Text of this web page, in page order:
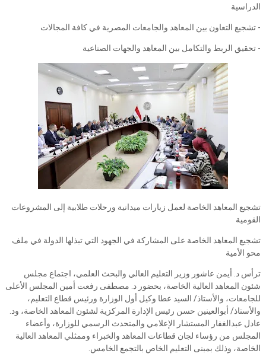
الدراسية
- تشجيع التعاون بين المعاهد والجامعات المصرية في كافة المجالات
- تحقيق الربط والتكامل بين المعاهد والجهات الصناعية
تشجيع المعاهد الخاصة لعمل زيارات ميدانية ورحلات طلابية إلى المشروعات
القومية
تشجيع المعاهد الخاصة على المشاركة في الجهود التي تبذلها الدولة في ملف
محو الأمية
ترأس د. أيمن عاشور وزير التعليم العالي والبحث العلمي، اجتماع مجلس
شئون المعاهد العالية الخاصة، بحضور د. مصطفى رفعت أمين المجلس الأعلى
للجامعات، والأستاذ/ السيد عطا وكيل أول الوزارة ورئيس قطاع التعليم،
والأستاذ/ أبوالعينين حسن رئيس الإدارة المركزية لشئون المعاهد الخاصة، ود.
عادل عبدالغفار المستشار الإعلامي والمتحدث الرسمي للوزارة، وأعضاء
المجلس من رؤساء لجان قطاعات المعاهد والخبراء وممثلي المعاهد العالية
الخاصة، وذلك بمبنى التعليم الخاص بالتجمع الخامس.